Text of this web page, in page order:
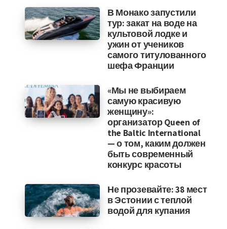
В Монако запустили
тур: закат на воде на
культовой лодке и
ужин от учеников
самого титулованного
шефа Франции
«Мы не выбираем
самую красивую
женщину»:
организатор Queen of
the Baltic International
— о том, каким должен
быть современный
конкурс красоты
Не прозевайте: 38 мест
в Эстонии с теплой
водой для купания